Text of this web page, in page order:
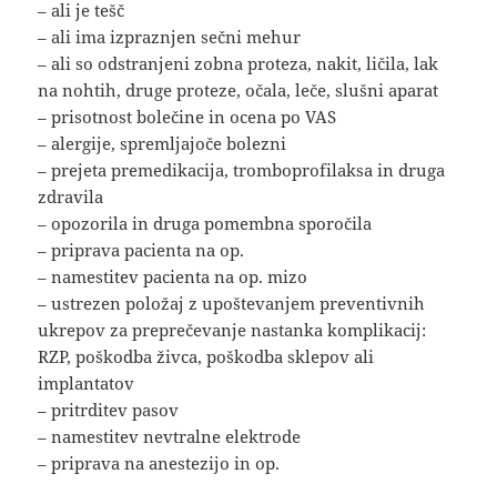
– ali je tešč
– ali ima izpraznjen sečni mehur
– ali so odstranjeni zobna proteza, nakit, ličila, lak
na nohtih, druge proteze, očala, leče, slušni aparat
– prisotnost bolečine in ocena po VAS
– alergije, spremljajoče bolezni
– prejeta premedikacija, tromboprofilaksa in druga
zdravila
– opozorila in druga pomembna sporočila
– priprava pacienta na op.
– namestitev pacienta na op. mizo
– ustrezen položaj z upoštevanjem preventivnih
ukrepov za preprečevanje nastanka komplikacij:
RZP, poškodba živca, poškodba sklepov ali
implantatov
– pritrditev pasov
– namestitev nevtralne elektrode
– priprava na anestezijo in op.